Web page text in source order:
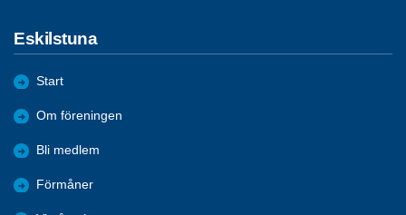
Eskilstuna
Start
Om föreningen
Bli medlem
Förmåner